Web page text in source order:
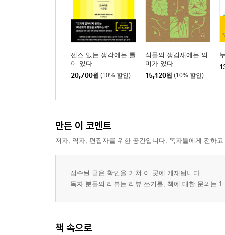
센스 있는 생각에는 틀
이 있다
20,700원 (10% 할인)
식물의 생김새에는 의
미가 있다
15,120원 (10% 할인)
만든 이 코멘트
저자, 역자, 편집자를 위한 공간입니다. 독자들에게 전하
접수된 글은 확인을 거쳐 이 곳에 게재됩니다.
독자 분들의 리뷰는 리뷰 쓰기를, 책에 대한 문의는
책 속으로